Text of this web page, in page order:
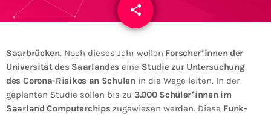
share
email
Saarbrücken. Noch dieses Jahr wollen Forscher*innen der
Universität des Saarlandes eine Studie zur Untersuchung
des Corona-Risikos an Schulenin die Wege leiten. In der
geplanten Studie sollen bis zu 3.000 Schüler*innen im
Saarland Computerchipszugewiesen werden. Diese Funk-